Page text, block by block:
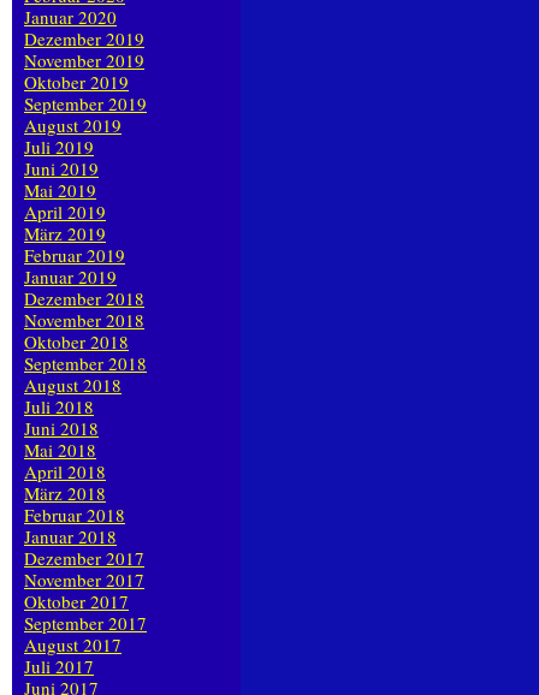
Januar 2020
Dezember 2019
November 2019
Oktober 2019
September 2019
August 2019
Juli 2019
Juni 2019
Mai 2019
April 2019
März 2019
Februar 2019
Januar 2019
Dezember 2018
November 2018
Oktober 2018
September 2018
August 2018
Juli 2018
Juni 2018
Mai 2018
April 2018
März 2018
Februar 2018
Januar 2018
Dezember 2017
November 2017
Oktober 2017
September 2017
August 2017
Juli 2017
Juni 2017